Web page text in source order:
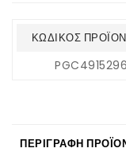
ΚΩΔΙΚΌΣ
PGC4915296
ΠΕΡΙΓΡΑΦΉ